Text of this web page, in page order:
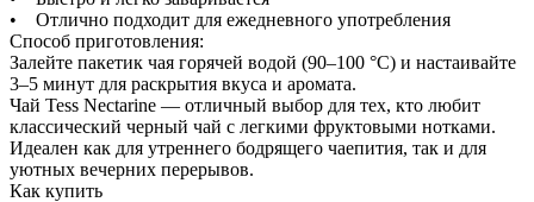
• Отлично подходит для ежедневного употребления
Способ приготовления:
Залейте пакетик чая горячей водой (90–100 °C) и настаивайте
3–5 минут для раскрытия вкуса и аромата.
Чай Tess Nectarine — отличный выбор для тех, кто любит
классический черный чай с легкими фруктовыми нотками.
Идеален как для утреннего бодрящего чаепития, так и для
уютных вечерних перерывов.
Как купить